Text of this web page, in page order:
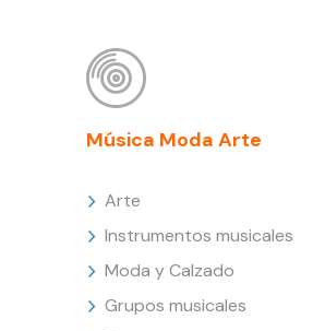
Música Moda Arte
Arte
Instrumentos musicales
Moda y Calzado
Grupos musicales